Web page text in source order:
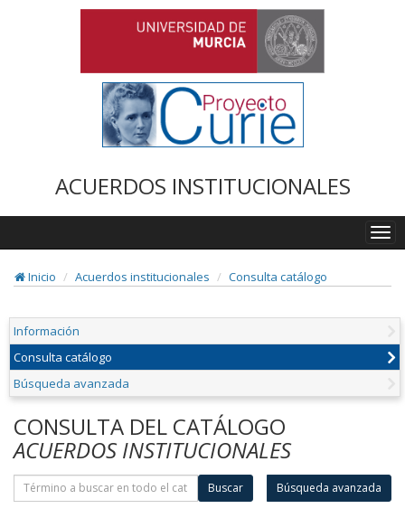
ACUERDOS INSTITUCIONALES
Inicio
Acuerdos institucionales Consulta catálogo
Información
Consulta catálogo
Búsqueda avanzada
CONSULTA DEL CATÁLOGO
ACUERDOS INSTITUCIONALES
Buscar Búsqueda avanzada